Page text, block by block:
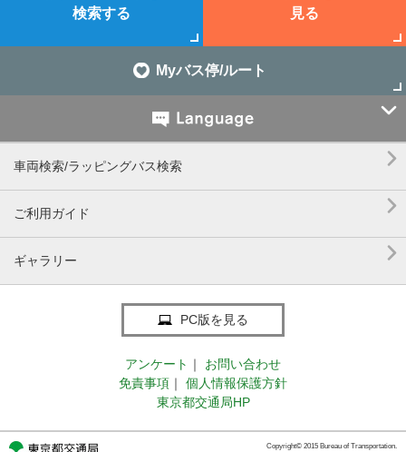
検索する
見る
Myバス停/ルート

車両検索/ラッピングバス検索 
ご利用ガイド 
ギャラリー 
PC版を見る
アンケート ｜
お問い合わせ
免責事項 ｜
個人情報保護方針
東京都交通局HP
Copyright© 2015 Bureau of Transportation.